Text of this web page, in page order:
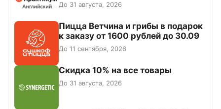
До 31 августа, 2026
Пицца Ветчина и грибы в подарок
к заказу от 1600 рублей до 30.09
До 11 сентября, 2026
Скидка 10% на все товары
До 31 августа, 2026